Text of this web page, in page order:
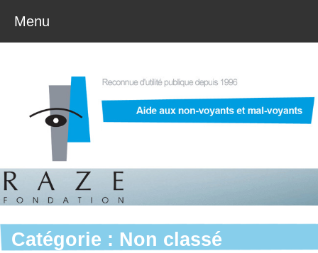
Menu
Catégorie : Non classé